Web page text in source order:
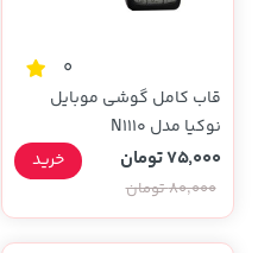
0
قاب کامل گوشی موبایل
نوکیا مدل N1110
75,000 تومان
80,000 تومان
خرید